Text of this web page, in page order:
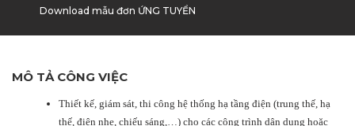
Download mẫu đơn ỨNG TUYỂN
MÔ TẢ CÔNG VIỆC
Thiết kế, giám sát, thi công hệ thống hạ tầng điện (trung thế, hạ
thế, điện nhẹ, chiếu sáng,…) cho các công trình dân dụng hoặc